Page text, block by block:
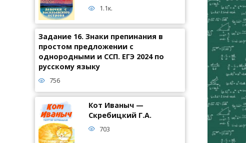
1.1к.
Задание 16. Знаки препинания в
простом предложении с
однородными и ССП. ЕГЭ 2024 по
русскому языку
756
Кот Иваныч —
Скребицкий Г.А.
703